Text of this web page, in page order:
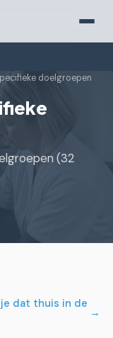
doelgroepen
(32
dat thuis in de